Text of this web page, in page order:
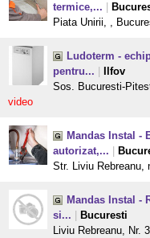
termice,...
Piata Unirii, ,
Ludoterm -
pentru...
Ilfov
Sos. Bucuresti-
video
Mandas Instal -
autorizat,...
Str. Liviu Rebreanu,
Mandas Instal -
si...
Bucuresti
Liviu Rebreanu, Nr.